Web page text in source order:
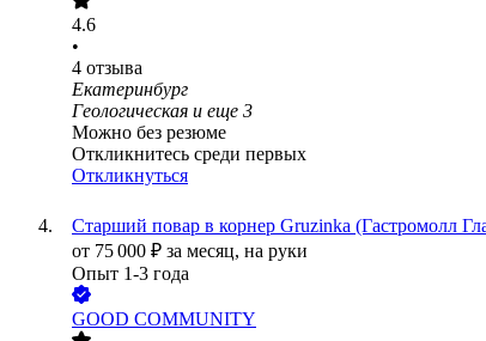
4.6
•
4 отзыва
Екатеринбург
Геологическая и еще 3
Можно без резюме
Откликнитесь среди первых
Откликнуться
Старший повар в корнер Gruzinka (Гастромолл
от 75 000 ₽ за месяц, на руки
Опыт 1-3 года
GOOD COMMUNITY